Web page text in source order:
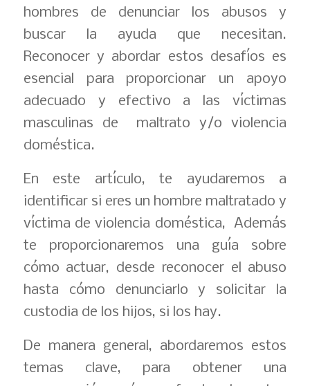
hombres de denunciar los abusos y
buscar la ayuda que necesitan.
Reconocer y abordar estos desafíos es
esencial para proporcionar un apoyo
adecuado y efectivo a las víctimas
masculinas de maltrato y/o violencia
doméstica.
En este artículo, te ayudaremos a
identificar si eres un hombre maltratado y
víctima de violencia doméstica, Además
te proporcionaremos una guía sobre
cómo actuar, desde reconocer el abuso
hasta cómo denunciarlo y solicitar la
custodia de los hijos, si los hay.
De manera general, abordaremos estos
temas clave, para obtener una